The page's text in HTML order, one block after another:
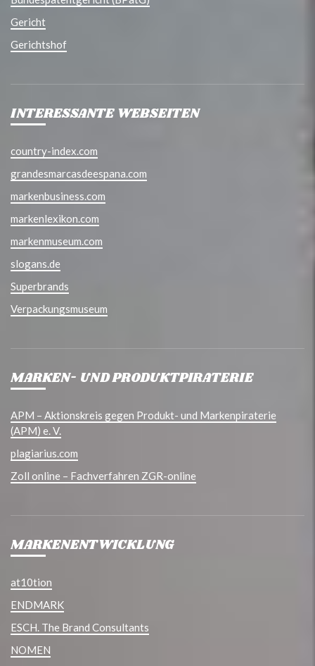
Gericht
Gerichtshof
INTERESSANTE WEBSEITEN
country-index.com
grandesmarcasdeespana.com
markenbusiness.com
markenlexikon.com
markenmuseum.com
slogans.de
Superbrands
Verpackungsmuseum
MARKEN- UND PRODUKTPIRATERIE
APM – Aktionskreis gegen Produkt- und Markenpiraterie
(APM) e. V.
plagiarius.com
Zoll online – Fachverfahren ZGR-online
MARKENENTWICKLUNG
at10tion
ENDMARK
ESCH. The Brand Consultants
NOMEN